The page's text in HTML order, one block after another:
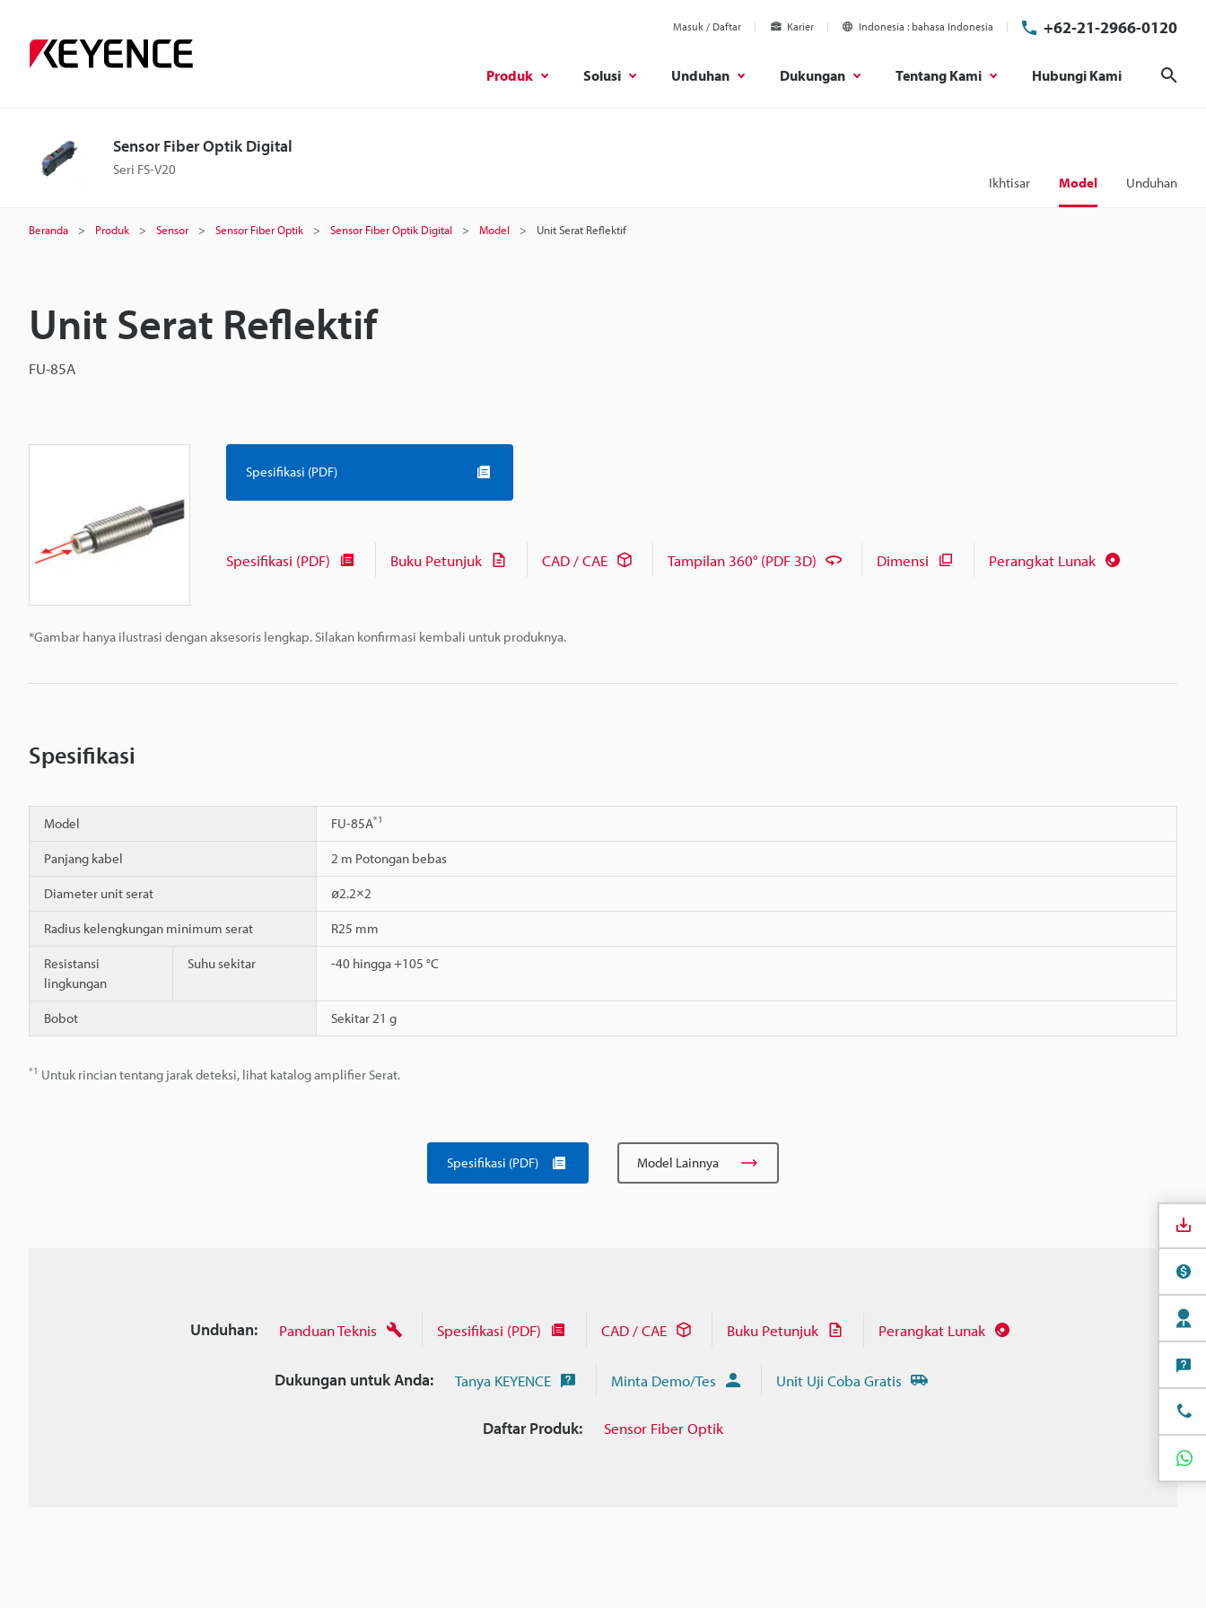
Masuk / Daftar Karier Indonesia bahasa Indonesia +62-21-2966-0120
Produk Solusi Unduhan Dukungan Tentang Kami Hubungi Kami
Sensor Fiber Optik Digital
Seri FS-V20
Ikhtisar Model Unduhan
Beranda Produk Sensor Sensor Fiber Optik Sensor Fiber Optik Digital Model Unit Serat Reflektif
Unit Serat Reflektif
FU-85A
*Gambar hanya ilustrasi dengan aksesoris lengkap. Silakan konfirmasi kembali untuk produknya.
Spesifikasi (PDF)
Spesifikasi (PDF) Buku Petunjuk CAD / CAE Tampilan 360° (PDF 3D) Dimensi Perangkat Lunak
Spesifikasi
Model FU-85A*1
Panjang kabel 2 m Potongan bebas
Diameter unit serat ø2.2×2
Radius kelengkungan minimum serat R25 mm
Resistansi
lingkungan
Suhu sekitar -40 hingga +105 °C
Bobot Sekitar 21 g
*1 Untuk rincian tentang jarak deteksi, lihat katalog amplifier Serat.
Spesifikasi (PDF) Model Lainnya
Unduhan: Panduan Teknis Spesifikasi (PDF) CAD / CAE Buku Petunjuk Perangkat Lunak
Dukungan untuk Anda: Tanya KEYENCE Minta Demo/Tes Unit Uji Coba Gratis
Daftar Produk: Sensor Fiber Optik